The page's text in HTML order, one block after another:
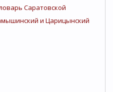
Саратовской
и Царицынский